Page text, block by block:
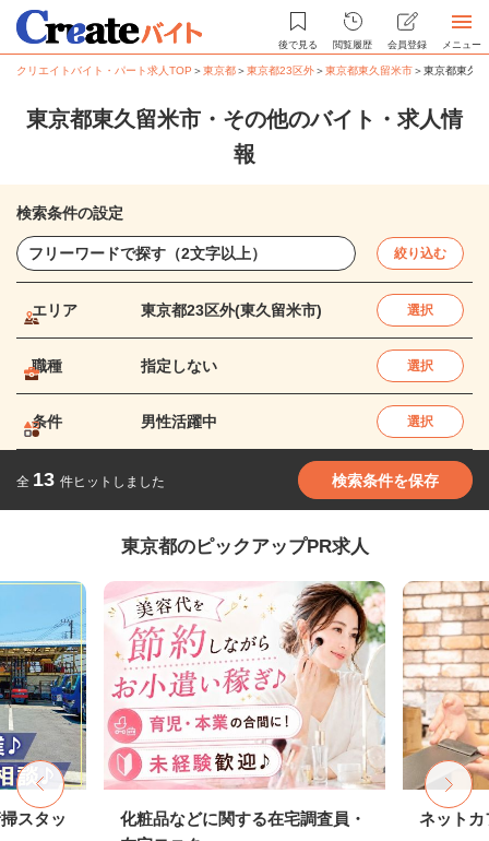
後で見る 閲覧履歴 会員登録 メニュー
クリエイトバイト・パート求人TOP ＞東京都＞東京都23区外＞東京都東久留米市＞東京都東久
東京都東久留米市・その他のバイト・求人情
報
検索条件の設定
絞り込む
エリア 東京都23区外(東久留米市) 選択
職種 指定しない 選択
条件 男性活躍中 選択
全 13 件ヒットしました 検索条件を保存
東京都のピックアップPR求人
スタッ
化粧品などに関する在宅調査員・
ネットカ